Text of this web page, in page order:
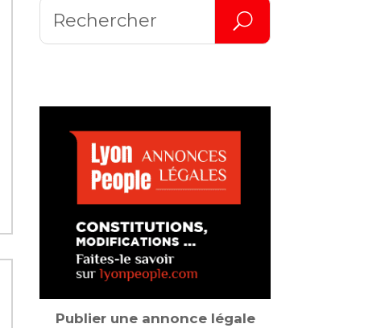
Publier une annonce légale